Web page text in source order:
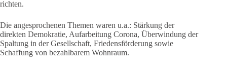
richten.
Die angesprochenen Themen waren u.a.: Stärkung der
direkten Demokratie, Aufarbeitung Corona, Überwindung der
Spaltung in der Gesellschaft, Friedensförderung sowie
Schaffung von bezahlbarem Wohnraum.